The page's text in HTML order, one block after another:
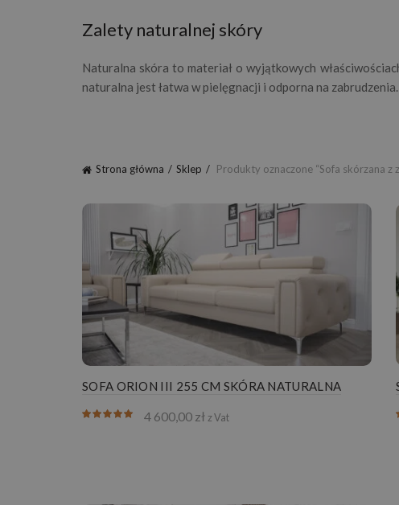
Zalety naturalnej skóry
Naturalna skóra to materiał o wyjątkowych
naturalna jest łatwa w pielęgnacji i odporna na zabrudzenia.
Strona główna Sklep Produkty oznaczone “Sofa skórzana z
SOFA ORION III 255 CM SKÓRA NATURALNA
4 600,00 zł z Vat